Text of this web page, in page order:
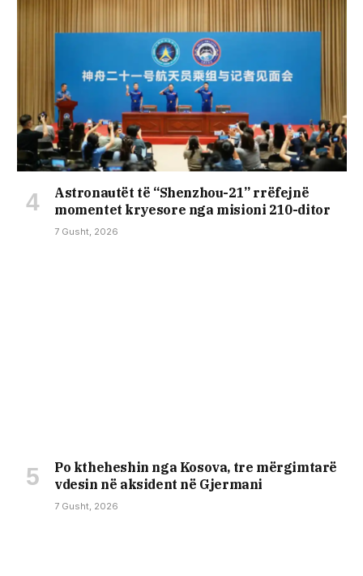
Astronautët të “Shenzhou-21” rrëfejnë
momentet kryesore nga misioni 210-ditor
7 Gusht, 2026
Po ktheheshin nga Kosova, tre mërgimtarë
vdesin në aksident në Gjermani
7 Gusht, 2026